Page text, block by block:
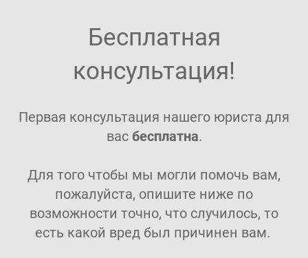
Бесплатная
консультация!
Первая консультация нашего юриста для
вас бесплатна.
Для того чтобы мы могли помочь вам,
пожалуйста, опишите ниже по
возможности точно, что случилось, то
есть какой вред был причинен вам.